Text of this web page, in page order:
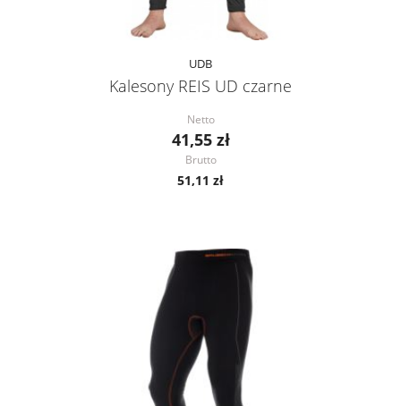
UDB
Kalesony REIS UD czarne
Netto
41,55 zł
Brutto
51,11 zł